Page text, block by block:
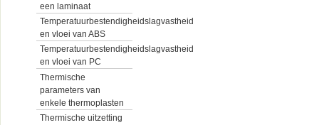
een laminaat
Temperatuurbestendigheidslagvastheid
en vloei van ABS
Temperatuurbestendigheidslagvastheid
en vloei van PC
Thermische
parameters van
enkele thermoplasten
Thermische uitzetting